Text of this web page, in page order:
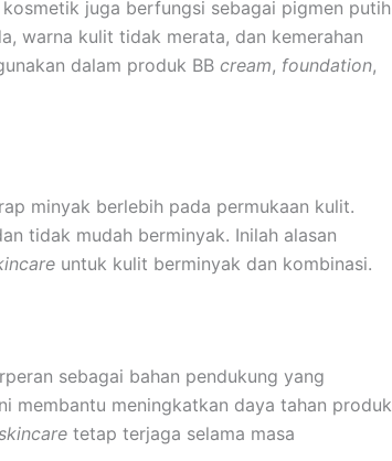
kosmetik juga berfungsi sebagai pigmen putih
warna kulit tidak merata, dan kemerahan
dalam produk BB cream, foundation,
minyak berlebih pada permukaan kulit.
tidak mudah berminyak. Inilah alasan
untuk kulit berminyak dan kombinasi.
sebagai bahan pendukung yang
membantu meningkatkan daya tahan produk
tetap terjaga selama masa